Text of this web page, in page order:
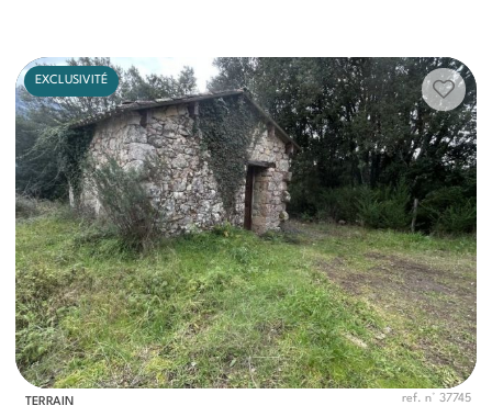
EXCLUSIVITÉ
TERRAIN ref. n° 37745